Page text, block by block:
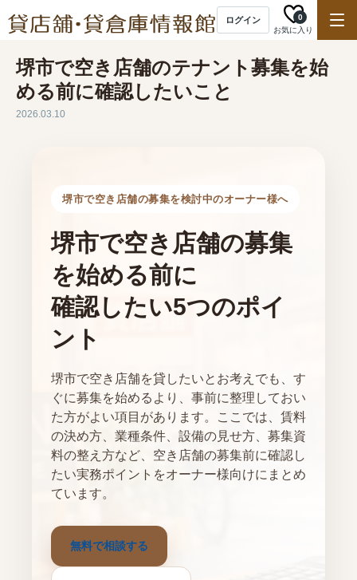
ログイン
お気に入り
0
堺市で空き店舗のテナント募集を始
める前に確認したいこと
2026.03.10
堺市で空き店舗の募集を検討中のオーナー様へ
堺市で空き店舗の募集
を始める前に
確認したい5つのポイ
ント
堺市で空き店舗を貸したいとお考えでも、す
ぐに募集を始めるより、事前に整理しておい
た方がよい項目があります。ここでは、賃料
の決め方、業種条件、設備の見せ方、募集資
料の整え方など、空き店舗の募集前に確認し
たい実務ポイントをオーナー様向けにまとめ
ています。
無料で相談する